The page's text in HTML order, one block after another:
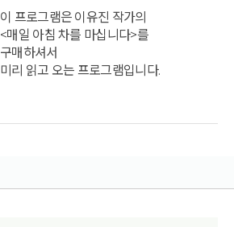
이 프로그램은 이유진 작가의
<매일 아침 차를 마십니다>를
구매하셔서
미리 읽고 오는 프로그램입니다.